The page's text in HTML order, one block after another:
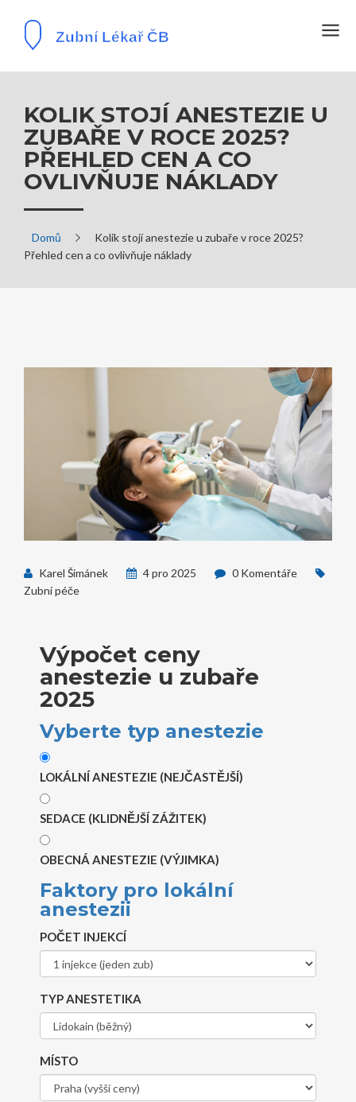
KOLIK STOJÍ ANESTEZIE U
ZUBAŘE V ROCE 2025?
PŘEHLED CEN A CO
OVLIVŇUJE NÁKLADY
Domů
Kolik stojí anestezie u zubaře v roce 2025?
Přehled cen a co ovlivňuje náklady
Karel Šimánek 4 pro 2025
0 Komentáře
Zubní péče
Výpočet ceny
anestezie u zubaře
2025
Vyberte typ anestezie
LOKÁLNÍ ANESTEZIE (NEJČASTĚJŠÍ)
SEDACE (KLIDNĚJŠÍ ZÁŽITEK)
OBECNÁ ANESTEZIE (VÝJIMKA)
Faktory pro lokální
anestezii
POČET INJEKCÍ
TYP ANESTETIKA
MÍSTO